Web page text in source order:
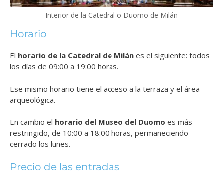
Interior de la Catedral o Duomo de Milán
Horario
El horario de la Catedral de Milán es el siguiente: todos
los días de 09:00 a 19:00 horas.
Ese mismo horario tiene el acceso a la terraza y el área
arqueológica.
En cambio el horario del Museo del Duomo es más
restringido, de 10:00 a 18:00 horas, permaneciendo
cerrado los lunes.
Precio de las entradas